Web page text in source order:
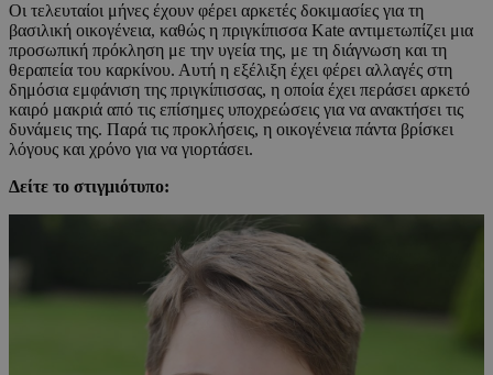
Οι τελευταίοι μήνες έχουν φέρει αρκετές δοκιμασίες για τη
βασιλική οικογένεια, καθώς η πριγκίπισσα Kate αντιμετωπίζει μια
προσωπική πρόκληση με την υγεία της, με τη διάγνωση και τη
θεραπεία του καρκίνου. Αυτή η εξέλιξη έχει φέρει αλλαγές στη
δημόσια εμφάνιση της πριγκίπισσας, η οποία έχει περάσει αρκετό
καιρό μακριά από τις επίσημες υποχρεώσεις για να ανακτήσει τις
δυνάμεις της. Παρά τις προκλήσεις, η οικογένεια πάντα βρίσκει
λόγους και χρόνο για να γιορτάσει.
Δείτε το στιγμιότυπο: